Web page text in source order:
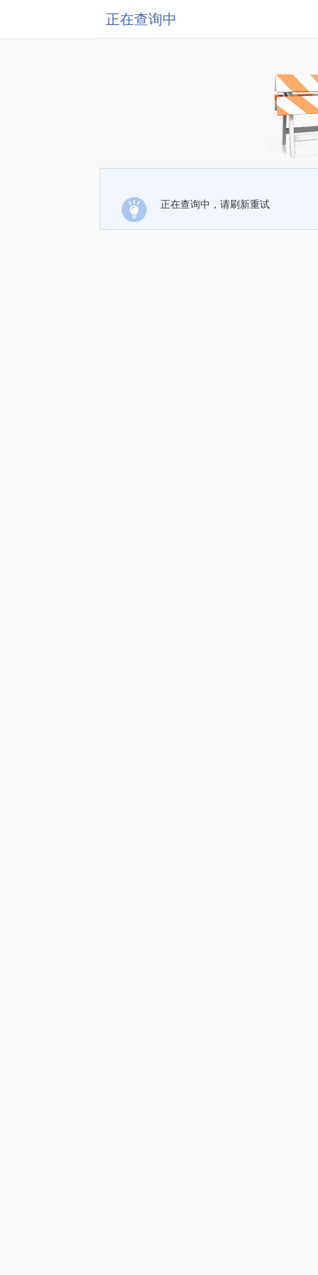
正在查询中
正在查询中，请刷新重试